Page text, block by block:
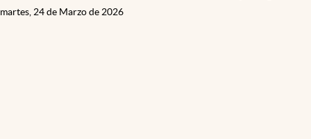
martes, 24 de Marzo de 2026